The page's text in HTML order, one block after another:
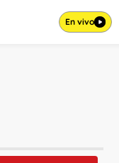
En vivo